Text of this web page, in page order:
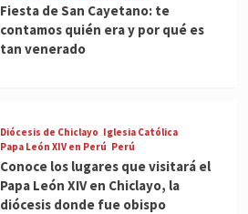
Fiesta de San Cayetano: te
contamos quién era y por qué es
tan venerado
Diócesis de Chiclayo Iglesia Católica
Papa León XIV en Perú Perú
Conoce los lugares que visitará el
Papa León XIV en Chiclayo, la
diócesis donde fue obispo